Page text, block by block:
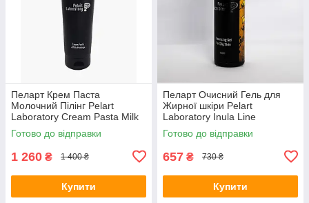
Пеларт Крем Паста
Молочний Пілінг Pelart
Laboratory Cream Pasta Milk
Peeling, 250 мл
Готово до відправки
1 260 ₴ 1 400 ₴
Купити
Пеларт Очисний Гель для
Жирної шкіри Pelart
Laboratory Inula Line
Cleansing Gel For Oily Skin
Готово до відправки
657 ₴ 730 ₴
Купити